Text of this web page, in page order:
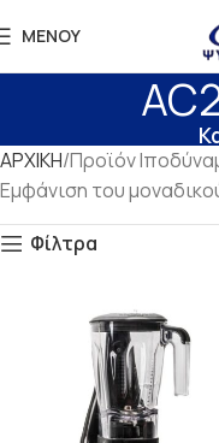
ΜΕΝΟΎ
ΑΡΧΙΚΗ Προϊόν
Εμφάνιση του
Φίλτρα